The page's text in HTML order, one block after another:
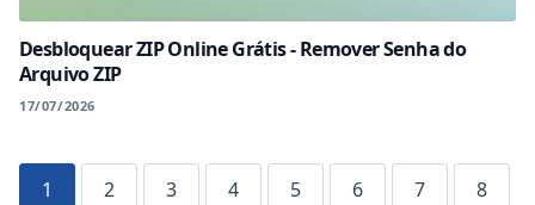
Desbloquear ZIP Online Grátis - Remover Senha do
Arquivo ZIP
17/07/2026
1 2 3 4 5 6 7 8